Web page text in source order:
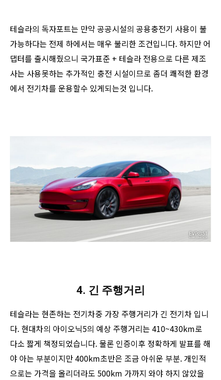
테슬라의 독자포트는 만약 공공시설의 공용충전기 사용이 불
가능하다는 전제 하에서는 매우 불리한 조건입니다. 하지만 어
댑터를 출시해줬으니 국가표준 + 테슬라 전용으로 다른 제조
사는 사용못하는 추가적인 충전 시설이므로 좀더 쾌적한 환경
에서 전기차를 운용할수 있게되는것 입니다.
4. 긴 주행거리
테슬라는 현존하는 전기차중 가장 주행거리가 긴 전기차 입니
다. 현대차의 아이오닉5의 예상 주행거리는 410~430km로
다소 짧게 책정되었습니다. 물론 인증이후 정확하게 발표를 해
야 아는 부분이지만 400km초반은 조금 아쉬운 부분. 개인적
으로는 가격을 올리더라도 500km 가까지 와야 하지 않았을